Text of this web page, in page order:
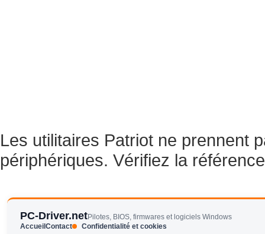
Les utilitaires Patriot ne prennent
périphériques. Vérifiez la
PC-Driver.netPilotes, BIOS, firmwares et logiciels Windows
AccueilContact Confidentialité et cookies